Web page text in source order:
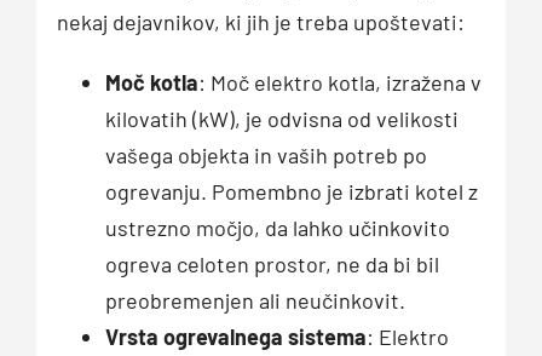
nekaj dejavnikov, ki jih je treba upoštevati:
Moč kotla: Moč elektro kotla, izražena v
kilovatih (kW), je odvisna od velikosti
vašega objekta in vaših potreb po
ogrevanju. Pomembno je izbrati kotel z
ustrezno močjo, da lahko učinkovito
ogreva celoten prostor, ne da bi bil
preobremenjen ali neučinkovit.
Vrsta ogrevalnega sistema: Elektro